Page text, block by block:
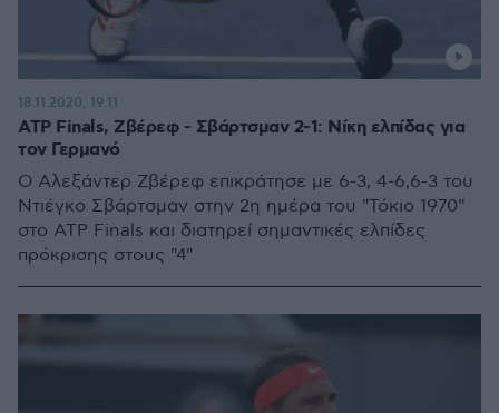
ATP Finals, Ζβέρεφ - Σβάρτσμαν 2-1: Νίκη ελπίδας για
τον Γερμανό
O Αλεξάντερ Ζβέρεφ επικράτησε με 6-3, 4-6,6-3 του
Ντιέγκο Σβάρτσμαν στην 2η ημέρα του "Τόκιο 1970"
στο ATP Finals και διατηρεί σημαντικές ελπίδες
πρόκρισης στους "4"
18.11.2020, 19:11